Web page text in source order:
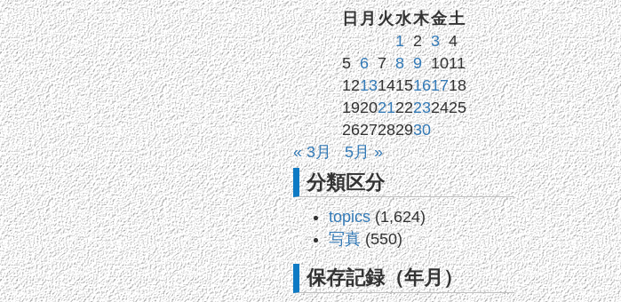
日月火水木金土
1 2 3 4
5 6 7 8 9 1011
12131415161718
19202122232425
2627282930
« 3月
5月 »
分類区分
topics(1,624)
写真(550)
保存記録（年月）